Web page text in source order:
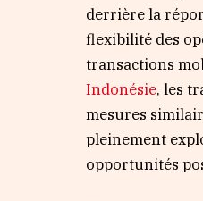
derrière la
flexibilité des
transactions
Indonésie, les
mesures
pleinement
opportunités